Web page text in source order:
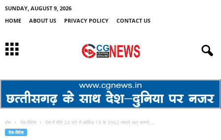
SUNDAY, AUGUST 9, 2026
HOME
ABOUT US PRIVACY POLICY CONTACT US
होम देश-विदेश देश में बीते 24 घंटे में कोविड-19 के 3962 मामले आए सामने,...
देश-विदेश